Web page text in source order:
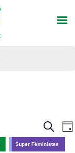
Recherche
et
de
Super Féministes